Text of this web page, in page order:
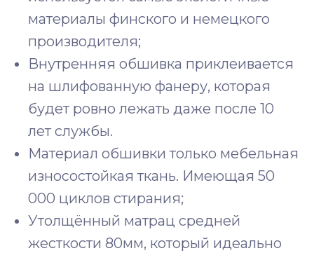
материалы финского и немецкого
производителя;
Внутренняя обшивка приклеивается
на шлифованную фанеру, которая
будет ровно лежать даже после 10
лет службы.
Материал обшивки только мебельная
износостойкая ткань. Имеющая 50
000 циклов стирания;
Утолщённый матрац средней
жесткости 80мм, который идеально